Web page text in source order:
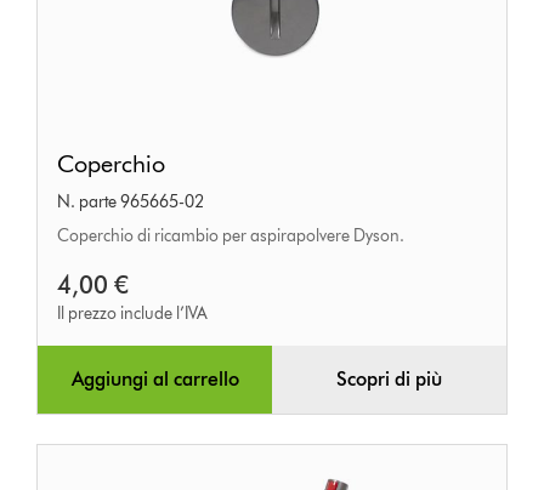
Coperchio
N. parte 965665-02
Coperchio di ricambio per aspirapolvere Dyson.
4,00 €
Il prezzo include l’IVA
Aggiungi al carrello Scopri di più